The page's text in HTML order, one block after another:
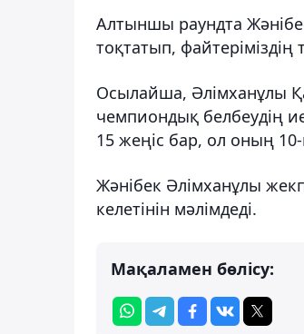
Алтыншы раундта
тоқтатып, файтеріміздің
Осылайша, Әлімханұлы
чемпиондық белбеудің
15 жеңіс бар, ол оның
Жәнібек Әлімханұлы
келетінін мәлімдеді.
Мақаламен бөлісу: